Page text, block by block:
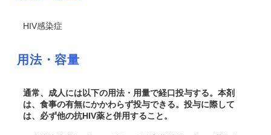
HIV感染症
用法・容量
通常、成人には以下の用法・用量で経口投与する。本剤
は、食事の有無にかかわらず投与できる。投与に際して
は、必ず他の抗HIV薬と併用すること。